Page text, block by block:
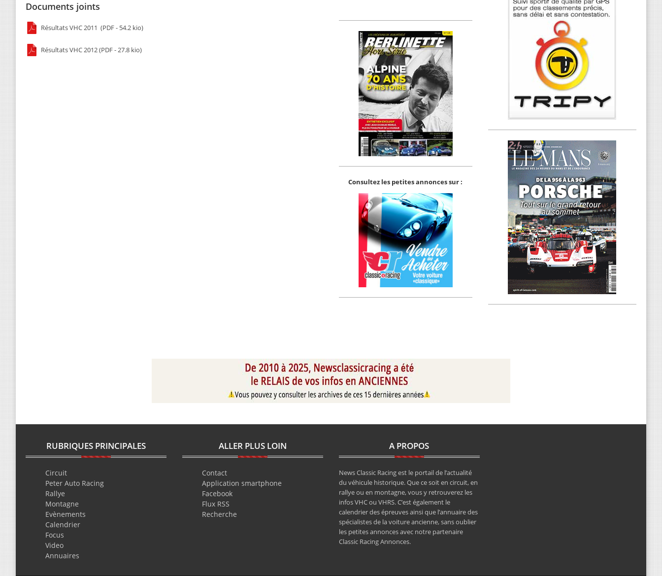
Documents joints
Résultats VHC 2011 (PDF - 54.2 kio)
Résultats VHC 2012 (PDF - 27.8 kio)
Consultez les petites annonces sur :
RUBRIQUES PRINCIPALES
Circuit
Peter Auto Racing
Rallye
Montagne
Evènements
Calendrier
Focus
Video
Annuaires
ALLER PLUS LOIN
Contact
Application smartphone
Facebook
Flux RSS
Recherche
A PROPOS
News Classic Racing est le portail de l’actualité
du véhicule historique. Que ce soit en circuit, en
rallye ou en montagne, vous y retrouverez les
infos VHC ou VHRS. C’est également le
calendrier des épreuves ainsi que l’annuaire des
spécialistes de la voiture ancienne, sans oublier
les petites annonces avec notre partenaire
Classic Racing Annonces.